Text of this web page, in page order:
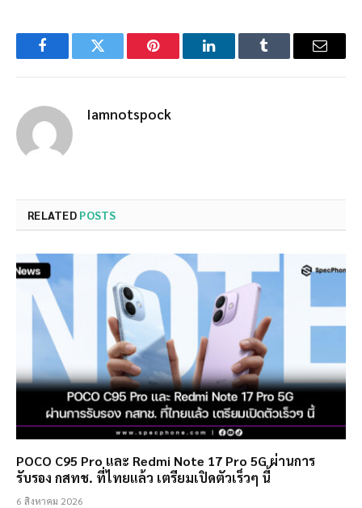
FacebookTwitter Pinterest LinkedInTumblr Email
Iamnotspock
RELATED POSTS
POCO C95 Pro และ Redmi Note 17 Pro 5G ผ่านการ
รับรอง กสทช. ที่ไทยแล้ว เตรียมเปิดตัวเร็วๆ นี้
6 สิงหาคม 2026